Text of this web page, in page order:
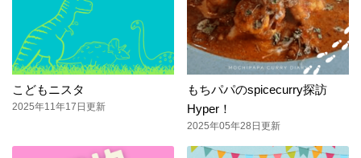
こどもニスタ
2025年11年17日更新
もちパパのspicecurry探訪
Hyper！
2025年05年28日更新